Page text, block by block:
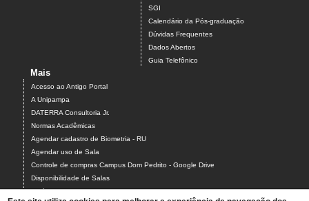
SGI
Calendário da Pós-graduação
Dúvidas Frequentes
Dados Abertos
Guia Telefônico
Mais
Acesso ao Antigo Portal
A Unipampa
DATERRA Consultoria Jr.
Normas Acadêmicas
Agendar cadastro de Biometria - RU
Agendar uso de Sala
Controle de compras Campus Dom Pedrito - Google Drive
Disponibilidade de Salas
Estágios